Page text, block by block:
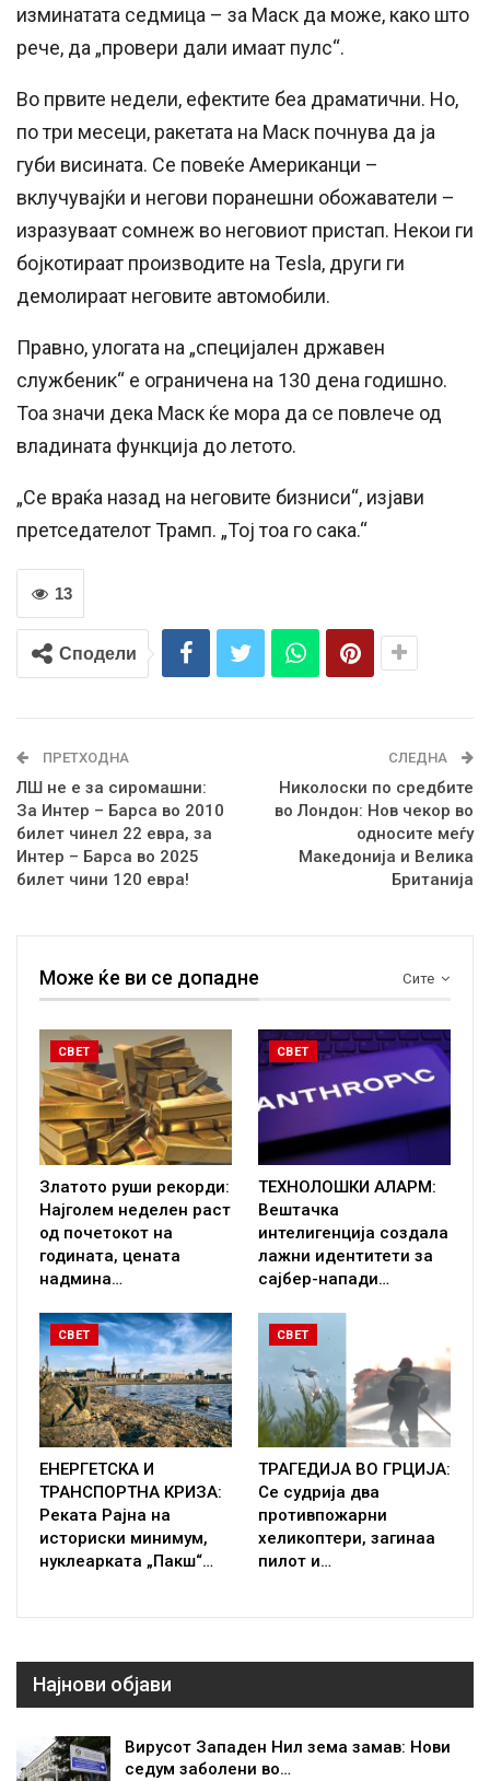
изминатата седмица – за Маск да може, како што
рече, да „провери дали имаат пулс“.
Во првите недели, ефектите беа драматични. Но,
по три месеци, ракетата на Маск почнува да ја
губи висината. Се повеќе Американци –
вклучувајќи и негови поранешни обожаватели –
изразуваат сомнеж во неговиот пристап. Некои ги
бојкотираат производите на Tesla, други ги
демолираат неговите автомобили.
Правно, улогата на „специјален државен
службеник“ е ограничена на 130 дена годишно.
Тоа значи дека Маск ќе мора да се повлече од
владината функција до летото.
„Се враќа назад на неговите бизниси“, изјави
претседателот Трамп. „Тој тоа го сака.“
13
Сподели
ПРЕТХОДНА
ЛШ не е за сиромашни:
За Интер – Барса во 2010
билет чинел 22 евра, за
Интер – Барса во 2025
билет чини 120 евра!
СЛЕДНА
Николоски по средбите
во Лондон: Нов чекор во
односите меѓу
Македонија и Велика
Британија
Сите
Може ќе ви се допадне
СВЕТ
Златото руши рекорди:
Најголем неделен раст
од почетокот на
годината, цената
надмина…
СВЕТ
ТЕХНОЛОШКИ АЛАРМ:
Вештачка
интелигенција создала
лажни идентитети за
сајбер-напади…
СВЕТ
ЕНЕРГЕТСКА И
ТРАНСПОРТНА КРИЗА:
Реката Рајна на
историски минимум,
нуклеарката „Пакш“…
СВЕТ
ТРАГЕДИЈА ВО ГРЦИЈА:
Се судрија два
противпожарни
хеликоптери, загинаа
пилот и…
Најнови објави
Вирусот Западен Нил зема замав: Нови
седум заболени во…